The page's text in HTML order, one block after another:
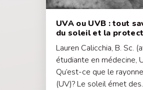
UVA ou UVB : tout
du soleil et la
Lauren Calicchia, B. Sc.
étudiante en médecine,
Qu’est-ce que le
(UV)? Le soleil émet